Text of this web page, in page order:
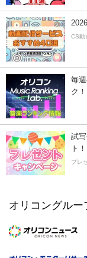
CS動
毎
ク！
試
ト！
プレ
オリコングルー